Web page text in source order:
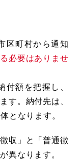
区町村から通知
必要はありませ
付額を把握し、
す。納付先は、
となります。
収」と「普通徴
異なります。